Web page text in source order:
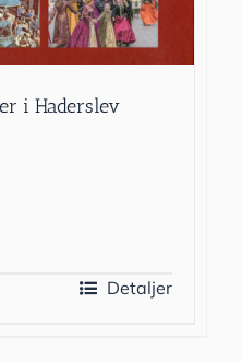
i Haderslev
Detaljer